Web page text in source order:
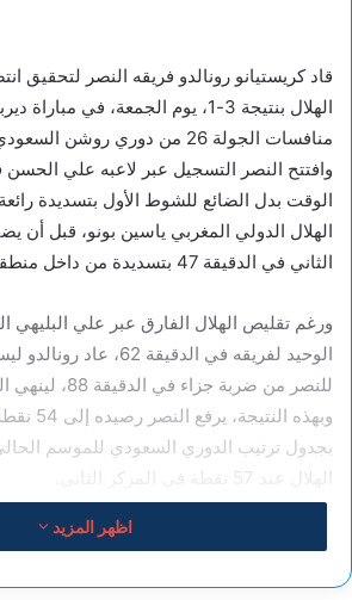
قاد كريستيانو رونالدو فريقه النصر لتحقيق
الهلال بنتيجة 3-1، يوم الجمعة، في
منافسات الجولة 26 من دوري روشن السعودي لكرة القدم.
وافتتح النصر التسجيل عبر لاعبه علي الحسن
الوقت بدل الضائع للشوط الأول بتسديدة
الهلال الدولي المغربي ياسين بونو، قبل أن
الثاني في الدقيقة 47 بتسديدة من داخل منطقة الجزاء.
ورغم تقليص الهلال الفارق عبر علي
الوحيد لفريقه في الدقيقة
للنصر من ضربة جزاء في الدقيقة 88، لينهي المباراة لصالح فريقه.
وبهذه
بجدول ترتيب الدوري السعودي للموسم
الهلال عند 57 نقطة في المركز الثاني.
وعلى صعيد الأرقام الشخصية، رفع رونالدو
اظهر المزيد